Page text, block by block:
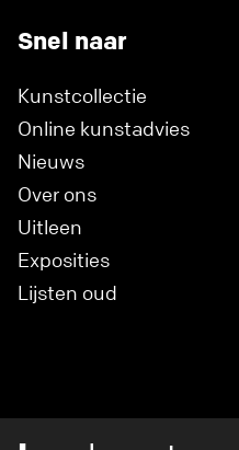
Snel naar
Kunstcollectie
Online kunstadvies
Nieuws
Over ons
Uitleen
Exposities
Lijsten oud